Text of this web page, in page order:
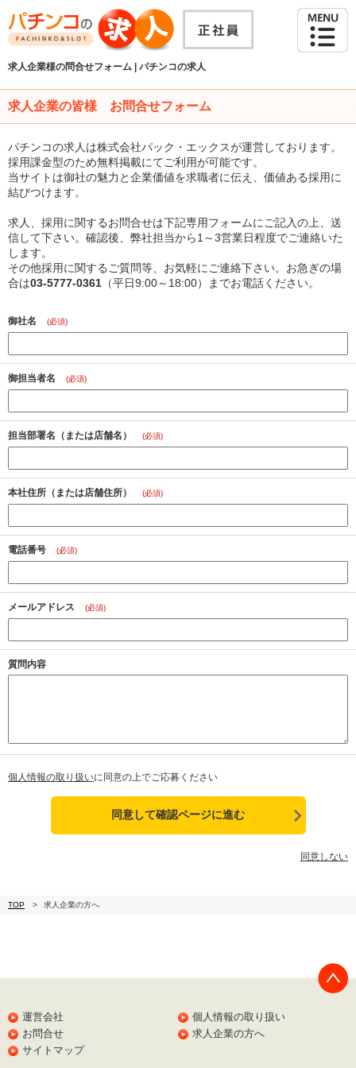
求人企業様の問合せフォーム | パチンコの求人
求人企業の皆様 お問合せフォーム
パチンコの求人は株式会社パック・エックスが運営しております。
採用課金型のため無料掲載にてご利用が可能です。
当サイトは御社の魅力と企業価値を求職者に伝え、価値ある採用に
結びつけます。
求人、採用に関するお問合せは下記専用フォームにご記入の上、送
信して下さい。確認後、弊社担当から1～3営業日程度でご連絡いた
します。
その他採用に関するご質問等、お気軽にご連絡下さい。お急ぎの場
合は03-5777-0361 （平日9:00～18:00）までお電話ください。
御社名 (必須)
御担当者名 (必須)
担当部署名 （または店舗名） (必須)
本社住所 （または店舗住所） (必須)
電話番号 (必須)
メールアドレス (必須)
質問内容
個人情報の取り扱いに同意の上でご応募ください
同意しない
TOP 求人企業の方へ
運営会社
個人情報の取り扱い
お問合せ
求人企業の方へ
サイトマップ